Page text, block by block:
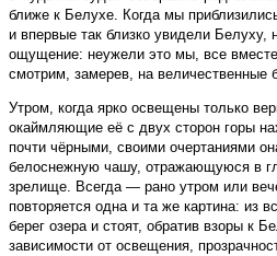
ближе к Белухе. Когда мы
и впервые так близко увидели Белуху,
ощущение: неужели это мы, все
смотрим, замерев, на
Утром, когда ярко освещены только
окаймляющие её с двух сторон горы
почти чёрными, своими очертаниями
белоснежную чашу, отражающуюся в
зрелище. Всегда — рано утром или
повторяется одна и та же картина: из
берег озера и стоят, обратив взоры к
зависимости от освещения,